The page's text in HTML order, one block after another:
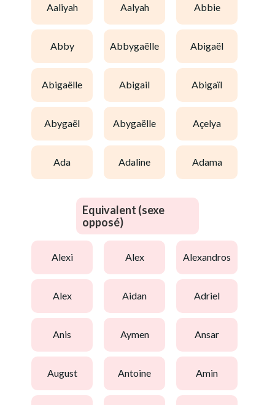
aaliyah aalyah abbie
abby abbygaëlle abigaël
abigaëlle abigail abigaïl
abygaël abygaëlle açelya
ada adaline adama
Equivalent (sexe
opposé)
alexi alex alexandros
alex aidan adriel
anis aymen ansar
august antoine amin